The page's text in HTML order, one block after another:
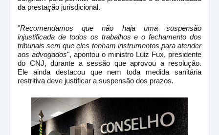
da prestação jurisdicional.
"Recomendamos que não haja uma suspensão
injustificada de todos os trabalhos e o fechamento dos
tribunais sem que eles tenham instrumentos para atender
aos advogados", apontou o ministro Luiz Fux, presidente
do CNJ, durante a sessão que aprovou a resolução.
Ele ainda destacou que nem toda medida sanitária
restritiva deve justificar a suspensão dos prazos.